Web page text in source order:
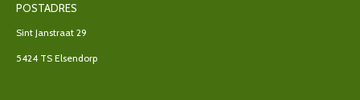
POSTADRES
Sint Janstraat 29
5424 TS Elsendorp